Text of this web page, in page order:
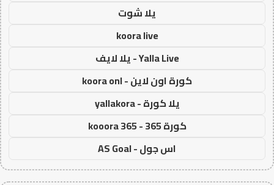
يلا شوت
koora live
Yalla Live - يلا لايف
كورة اون لاين - koora onl
يلا كورة - yallakora
كورة 365 - kooora 365
اس جول - AS Goal